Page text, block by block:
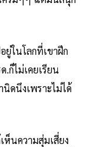
ยู่ในโลกที่เขาฝึก
ก็ไม่เคยเรียน
นิดนึงเพราะไม่ได้
ห็นความสุ่มเสี่ยง